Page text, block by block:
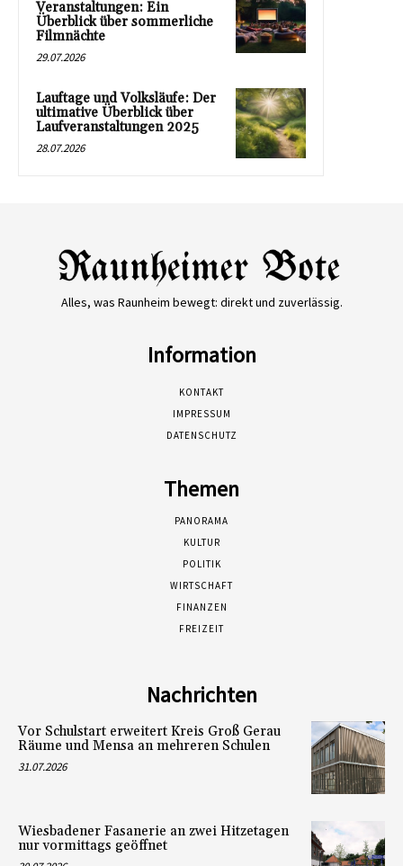
Veranstaltungen: Ein
Überblick über sommerliche
Filmnächte
29.07.2026
Lauftage und Volksläufe: Der
ultimative Überblick über
Laufveranstaltungen 2025
28.07.2026
Alles, was Raunheim bewegt: direkt und zuverlässig.
Information
KONTAKT
IMPRESSUM
DATENSCHUTZ
Themen
PANORAMA
KULTUR
POLITIK
WIRTSCHAFT
FINANZEN
FREIZEIT
Nachrichten
Vor Schulstart erweitert Kreis Groß Gerau
Räume und Mensa an mehreren Schulen
31.07.2026
Wiesbadener Fasanerie an zwei Hitzetagen
nur vormittags geöffnet